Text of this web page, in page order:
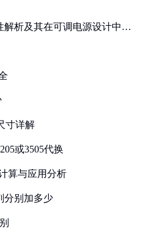
解析及其在可调电源设计中的
寸详解
或3505代换
算与应用分析
分别加多少